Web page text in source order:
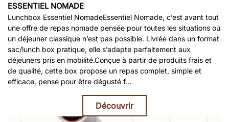
ESSENTIEL NOMADE
Lunchbox Essentiel NomadeEssentiel Nomade, c’est avant tout
une offre de repas nomade pensée pour toutes les situations où
un déjeuner classique n’est pas possible. Livrée dans un format
sac/lunch box pratique, elle s’adapte parfaitement aux
déjeuners pris en mobilité.Conçue à partir de produits frais et
de qualité, cette box propose un repas complet, simple et
efficace, pensé pour être dégusté f…
Découvrir